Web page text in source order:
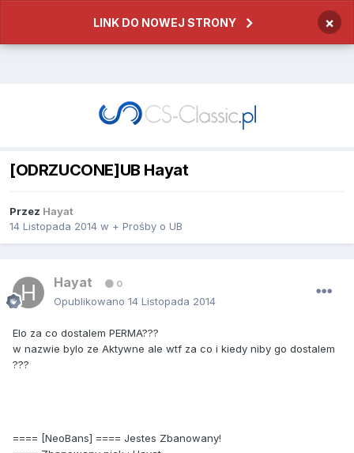
LINK DO NOWEJ STRONY ×
[ODRZUCONE]UB Hayat
Przez Hayat
14 Listopada 2014 w + Prośby o UB
Hayat 0
Opublikowano 14 Listopada 2014
Elo za co dostalem PERMA???
w nazwie bylo ze Aktywne ale wtf za co i kiedy niby go dostalem
???
==== [NeoBans] ==== Jestes Zbanowany!